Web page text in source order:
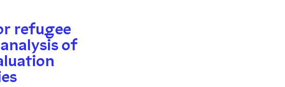
refugee
of